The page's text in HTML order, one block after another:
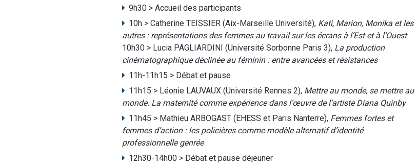
9h30 > Accueil des participants
10h > Catherine TEISSIER (Aix-Marseille Université), Kati, Marion, Monika et les
autres : représentations des femmes au travail sur les écrans à l’Est et à l’Ouest
10h30 > Lucia PAGLIARDINI (Université Sorbonne Paris 3), La production
cinématographique déclinée au féminin : entre avancées et résistances
11h-11h15 > Débat et pause
11h15 > Léonie LAUVAUX (Université Rennes 2), Mettre au monde, se mettre au
monde. La maternité comme expérience dans l’œuvre de l’artiste Diana Quinby
11h45 > Mathieu ARBOGAST (EHESS et Paris Nanterre), Femmes fortes et
femmes d’action : les policières comme modèle alternatif d’identité
professionnelle genrée
12h30-14h00 > Débat et pause déjeuner